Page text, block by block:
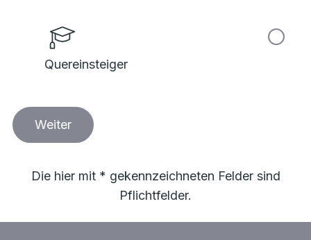
Quereinsteiger
Weiter
Die hier mit * gekennzeichneten Felder sind
Pflichtfelder.